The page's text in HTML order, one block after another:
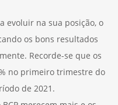
evoluir na sua posição, o
os bons resultados
Recorde-se que os
no primeiro trimestre do
de 2021.